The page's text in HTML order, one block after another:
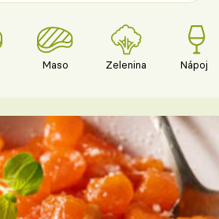
Maso Zelenina Nápoje